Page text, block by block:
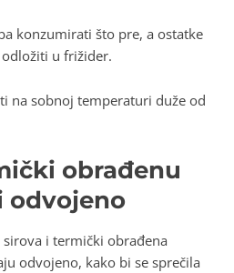
konzumirati što pre, a ostatke
u frižider.
na sobnoj temperaturi duže od
obrađenu
odvojeno
sirova i termički obrađena
odvojeno, kako bi se sprečila